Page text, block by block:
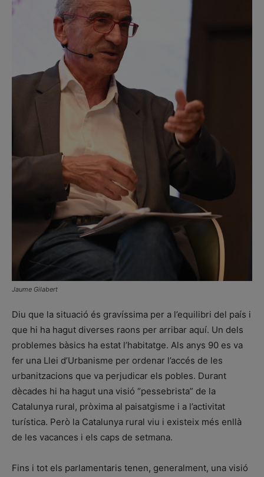
Jaume Gilabert
Diu que la situació és gravíssima per a l’equilibri del país i
que hi ha hagut diverses raons per arribar aquí. Un dels
problemes bàsics ha estat l’habitatge. Als anys 90 es va
fer una Llei d’Urbanisme per ordenar l’accés de les
urbanitzacions que va perjudicar els pobles. Durant
dècades hi ha hagut una visió “pessebrista” de la
Catalunya rural, pròxima al paisatgisme i a l’activitat
turística. Però la Catalunya rural viu i existeix més enllà
de les vacances i els caps de setmana.
Fins i tot els parlamentaris tenen, generalment, una visió